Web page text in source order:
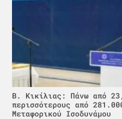
Β. Κικίλιας: Πάνω από
περισσότερους από
Μεταφορικού Ισοδυνάμου